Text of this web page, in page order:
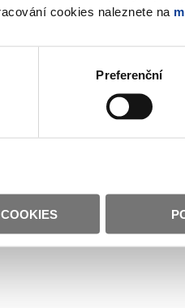
cookies naleznete na
Preferenční